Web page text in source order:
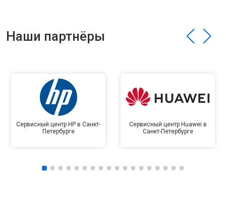
Наши партнёры
Сервисный центр HP в Санкт-
Петербурге
Сервисный центр Huawei в
Санкт-Петербурге